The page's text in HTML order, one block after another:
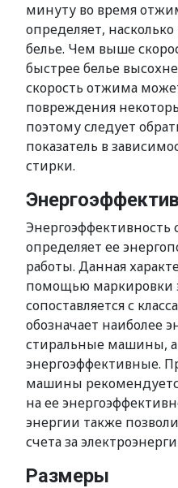
минуту во время
определяет,
белье. Чем выше
быстрее белье
скорость отжима
повреждения
поэтому следует
показатель в
стирки.
определяет ее
работы. Данная
помощью маркировки
сопоставляется с
обозначает наиболее
стиральные машины, а
энергоэффективные.
машины
на ее
энергии также
счета за
Размеры